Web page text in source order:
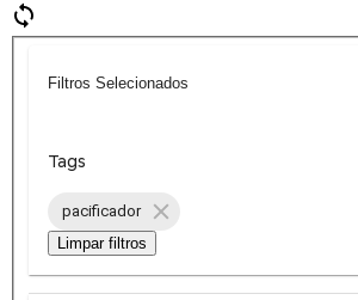
Filtros Selecionados
Tags
pacificador
Limpar filtros